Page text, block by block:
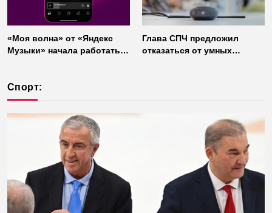
«Моя волна» от «Яндекс
Музыки» начала работать
Глава СПЧ предложил
отказаться от умных
Спорт: